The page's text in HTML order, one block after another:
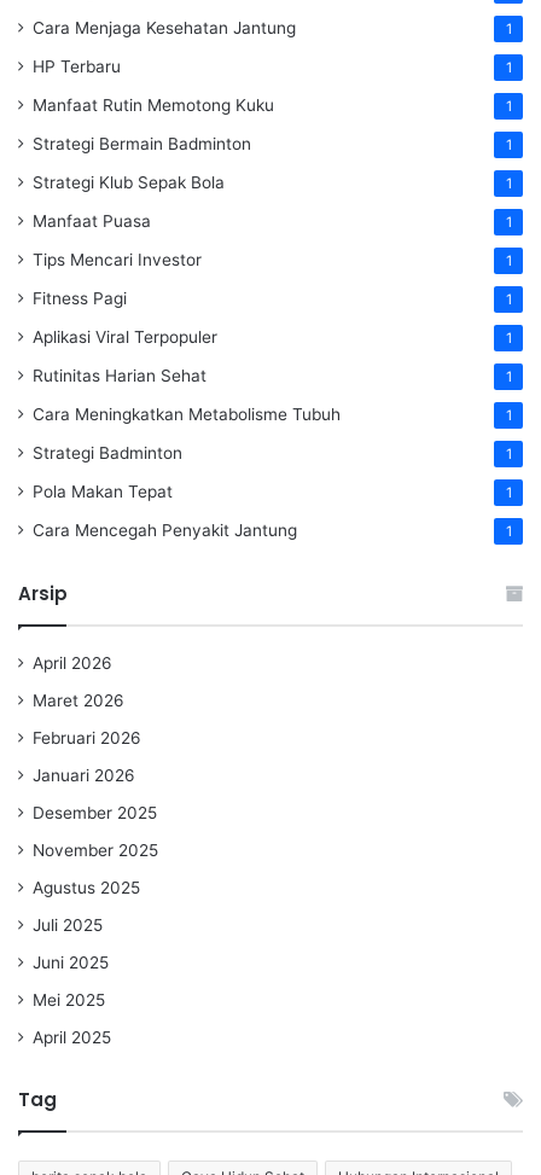
Cara Menjaga Kesehatan Jantung 1
HP Terbaru 1
Manfaat Rutin Memotong Kuku 1
Strategi Bermain Badminton 1
Strategi Klub Sepak Bola 1
Manfaat Puasa 1
Tips Mencari Investor 1
Fitness Pagi 1
Aplikasi Viral Terpopuler 1
Rutinitas Harian Sehat 1
Cara Meningkatkan Metabolisme Tubuh 1
Strategi Badminton 1
Pola Makan Tepat 1
Cara Mencegah Penyakit Jantung 1
Arsip
April 2026
Maret 2026
Februari 2026
Januari 2026
Desember 2025
November 2025
Agustus 2025
Juli 2025
Juni 2025
Mei 2025
April 2025
Tag